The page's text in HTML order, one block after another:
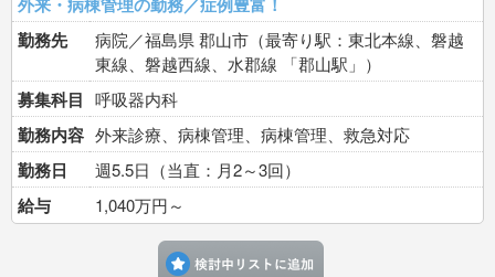
勤務先
病院／福島県 郡山市（最寄り駅：東北本線、磐越
東線、磐越西線、水郡線 「郡山駅」）
募集科目 呼吸器内科
勤務内容 外来診療、病棟管理、病棟管理、救急対応
勤務日 週5.5日（当直：月2～3回）
給与 1,040万円～